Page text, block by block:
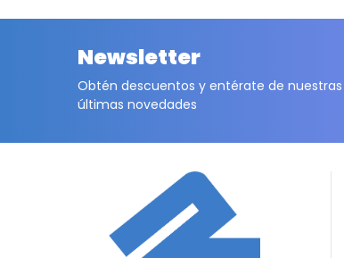
Newsletter
Obtén descuentos y entérate de nuestras
últimas novedades